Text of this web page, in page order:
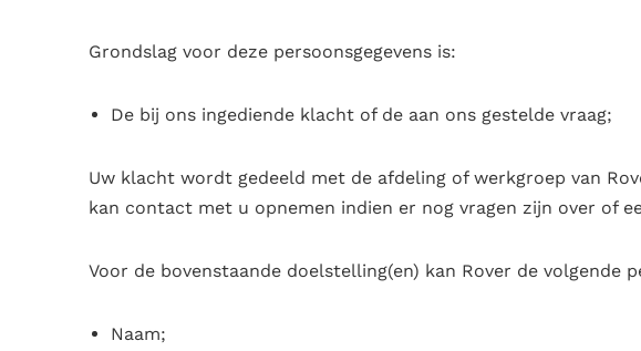
Grondslag voor deze persoonsgegevens is:
De bij ons ingediende klacht of de aan ons gestelde vraag;
Uw klacht wordt gedeeld met de afdeling of werkgroep van
kan contact met u opnemen indien er nog vragen zijn over of
Voor de bovenstaande doelstelling(en) kan Rover de volgende
Naam;